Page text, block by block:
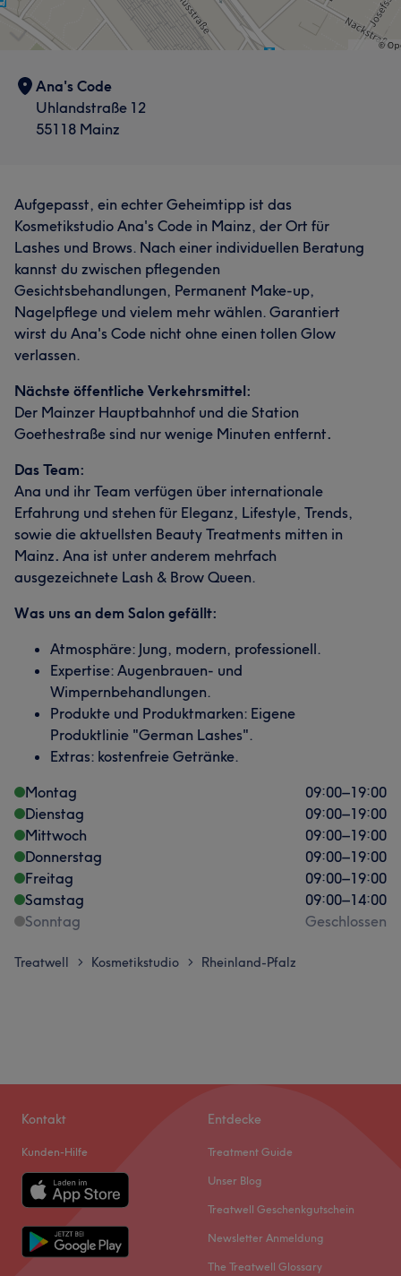
Ana's Code
Uhlandstraße 12
55118 Mainz
Aufgepasst, ein echter Geheimtipp ist das
Kosmetikstudio Ana's Code in Mainz, der Ort für
Lashes und Brows. Nach einer individuellen Beratung
kannst du zwischen pflegenden
Gesichtsbehandlungen, Permanent Make-up,
Nagelpflege und vielem mehr wählen. Garantiert
wirst du Ana's Code nicht ohne einen tollen Glow
verlassen.
Nächste öffentliche Verkehrsmittel:
Der Mainzer Hauptbahnhof und die Station
Goethestraße sind nur wenige Minuten entfernt.
Das Team:
Ana und ihr Team verfügen über internationale
Erfahrung und stehen für Eleganz, Lifestyle, Trends,
sowie die aktuellsten Beauty Treatments mitten in
Mainz. Ana ist unter anderem mehrfach
ausgezeichnete Lash & Brow Queen.
Was uns an dem Salon gefällt:
Atmosphäre: Jung, modern, professionell.
Expertise: Augenbrauen- und
Wimpernbehandlungen.
Produkte und Produktmarken: Eigene
Produktlinie "German Lashes".
Extras: kostenfreie Getränke.
Montag
09:00–19:00
Dienstag
09:00–19:00
Mittwoch
09:00–19:00
Donnerstag
09:00–19:00
Freitag
09:00–19:00
Samstag
09:00–14:00
Sonntag
Geschlossen
Treatwell > Kosmetikstudio > Rheinland-Pfalz
Kontakt
Kunden-Hilfe
Entdecke
Treatment Guide
Unser Blog
Treatwell Geschenkgutschein
Newsletter Anmeldung
The Treatwell Glossary